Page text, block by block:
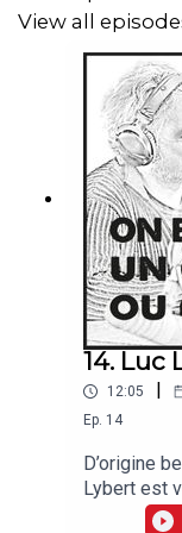
View all
14. Luc
12:05
Ep. 14
D’origine
Lybert est
territoire